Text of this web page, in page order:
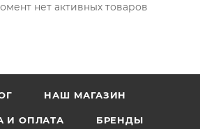
нет активных товаров
НАШ МАГАЗИН
И ОПЛАТА БРЕНДЫ